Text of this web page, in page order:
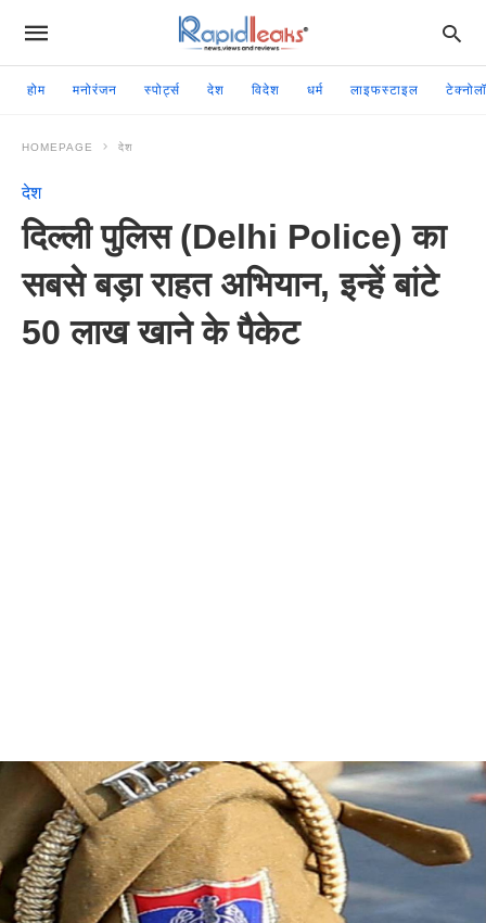
होम मनोरंजन स्पोर्ट्स देश विदेश धर्म लाइफस्टाइल
HOMEPAGE देश
देश
दिल्ली पुलिस (Delhi Police) का
सबसे बड़ा राहत अभियान, इन्हें बांटे
50 लाख खाने के पैकेट